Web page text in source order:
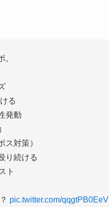
。
る
発動
対策）
り続ける
ト
pic.twitter.com/qqgtPB0EeV